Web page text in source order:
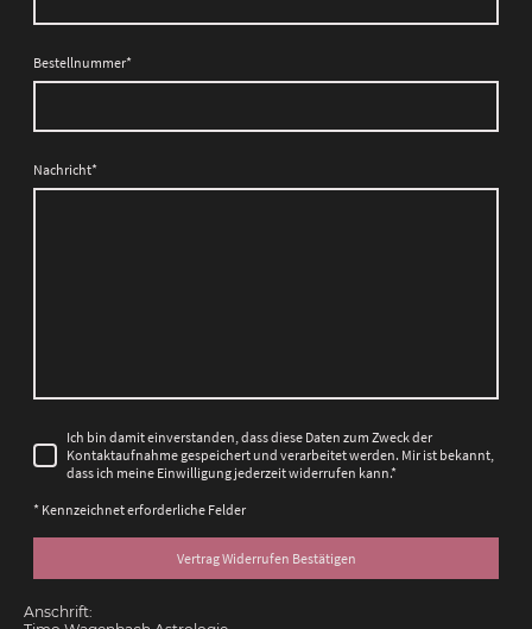
Bestellnummer*
Nachricht*
Ich bin damit einverstanden, dass diese Daten zum Zweck der
Kontaktaufnahme gespeichert und verarbeitet werden. Mir ist bekannt,
dass ich meine Einwilligung jederzeit widerrufen kann.*
* Kennzeichnet erforderliche Felder
Vertrag Widerrufen Bestätigen
Anschrift: